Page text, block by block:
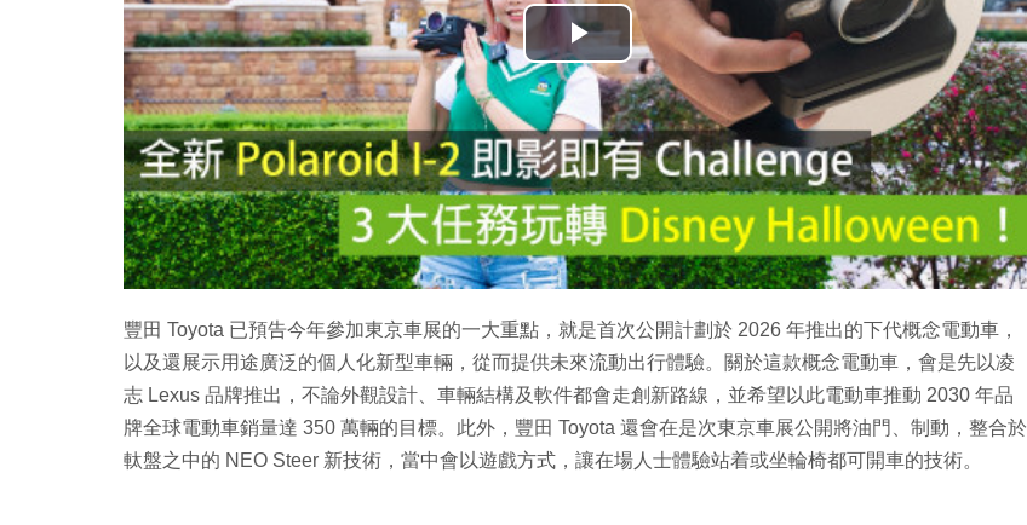
播
放
影
片
豐田 Toyota 已預告今年參加東京車展的一大重點，就是首次公開計劃於 2026 年推出的下代概念電動車，
以及還展示用途廣泛的個人化新型車輛，從而提供未來流動出行體驗。關於這款概念電動車，會是先以凌
志 Lexus 品牌推出，不論外觀設計、車輛結構及軟件都會走創新路線，並希望以此電動車推動 2030 年品
牌全球電動車銷量達 350 萬輛的目標。此外，豐田 Toyota 還會在是次東京車展公開將油門、制動，整合於
軚盤之中的 NEO Steer 新技術，當中會以遊戲方式，讓在場人士體驗站着或坐輪椅都可開車的技術。